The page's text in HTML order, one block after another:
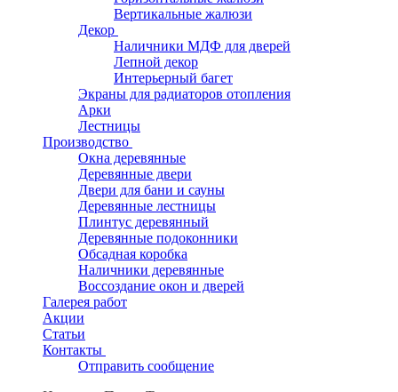
Вертикальные жалюзи
Декор
Наличники МДФ для дверей
Лепной декор
Интерьерный багет
Экраны для радиаторов отопления
Арки
Лестницы
Производство
Окна деревянные
Деревянные двери
Двери для бани и сауны
Деревянные лестницы
Плинтус деревянный
Деревянные подоконники
Обсадная коробка
Наличники деревянные
Воссоздание окон и дверей
Галерея работ
Акции
Статьи
Контакты
Отправить сообщение